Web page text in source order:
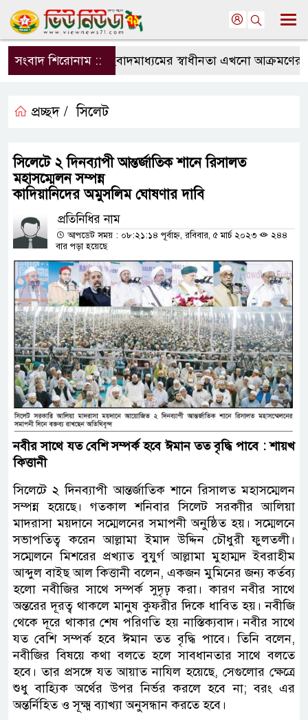
সংবাদ শিরোনাম ::সংবাদমাধ্যমের স্বাধীনতা এখনো আক্রমণের
প্রচ্ছদ / সিলেট
সিলেটে ২ দিনব্যাপী আন্তর্জাতিক শানে রিসালত
মহাসম্মেলন সম্পন্ন
কাদিয়ানিদের অমুসলিম ঘোষণার দাবি
প্রতিনিধির নাম
আপডেট সময় : ০৮:২১:১৪ পূর্বাহ্ন, রবিবার, ৫ মার্চ ২০২৩
২৪৪
বার পড়া হয়েছে
নবীর সাথে যত বেশি সম্পর্ক হবে ঈমান তত বৃদ্ধি পাবে : শায়খ
কিত্তানী
সিলেটে ২ দিনব্যাপী আন্তর্জাতিক শানে রিসালত মহাসম্মেলন
সম্পন্ন হয়েছে। গতকাল শনিবার সিলেট সরকাীর আলিয়া
মাদরাসা ময়দানে সম্মেলনের সমাপনী অনুষ্ঠিত হয়। সম্মেলনে
সভাপতিত্ব করেন আল্লামা ইমাদ উদ্দিন চৌধুরী ফুলতলী।
সম্মেলনে মিশরের প্রখ্যাত বুযুর্গ আল্লামা মুহাম্মদ ইবরাহীম
আব্দুল বাইছ আল কিত্তানী বলেন, একজন মুমিনের জন্য কর্তব্য
হলো নবীজির সাথে সম্পর্ক সুদৃঢ় করা। কারণ নবীর সাথে
অন্তরের দূরত্ব থাকলে মানুষ কুফরীর দিকে ধাবিত হয়। নবীজি
থেকে দূরে থাকার শেষ পরিণতি হয় নাস্তিক্যবাদ। নবীর সাথে
যত বেশি সম্পর্ক হবে ঈমান তত বৃদ্ধি পাবে। তিনি বলেন,
নবীজির বিষয়ে কথা বলতে হলে সাবধানতার সাথে বলতে
হবে। তার প্রসঙ্গে যত আয়াত নাযিল হয়েছে, সেগুলোর ক্ষেত্রে
শুধু বাহ্যিক অর্থের উপর নির্ভর করলে হবে না; বরং এর
অন্তর্নিহিত ও সূক্ষ্ম ব্যাখ্যা অনুসন্ধান করতে হবে।